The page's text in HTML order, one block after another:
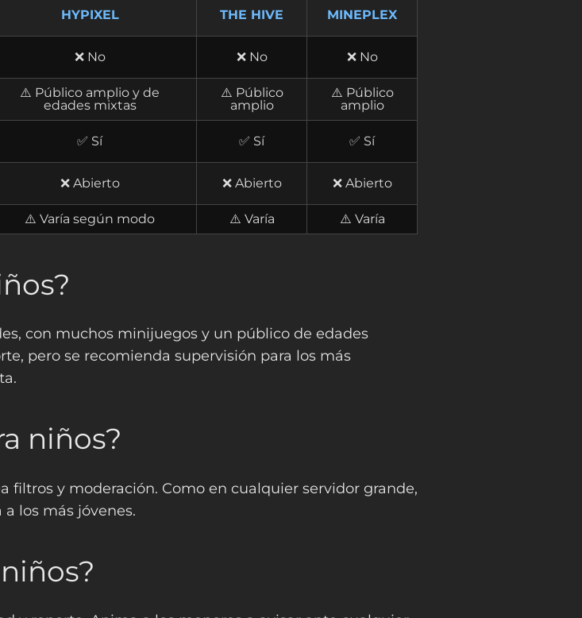
HYPIXEL THE HIVE MINEPLEX
❌ No ❌ No ❌ No
⚠️ Público amplio y de
edades mixtas
⚠️ Público
amplio
⚠️ Público
amplio
✅ Sí ✅ Sí ✅ Sí
❌ Abierto ❌ Abierto ❌ Abierto
⚠️ Varía según modo ⚠️ Varía ⚠️ Varía
con muchos minijuegos y un público de edades
pero se recomienda supervisión para los más
niños?
filtros y moderación. Como en cualquier servidor grande,
los más jóvenes.